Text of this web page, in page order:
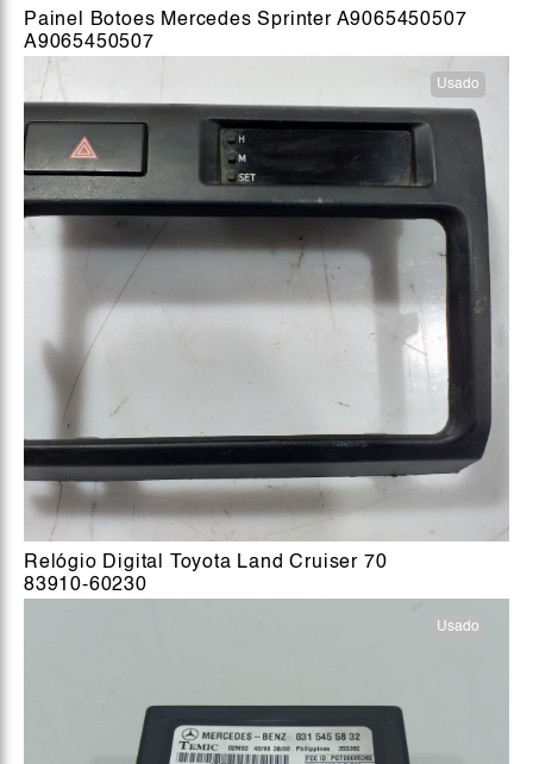
Painel Botoes Mercedes Sprinter A9065450507
A9065450507
Usado
Relógio Digital Toyota Land Cruiser 70
83910-60230
Usado